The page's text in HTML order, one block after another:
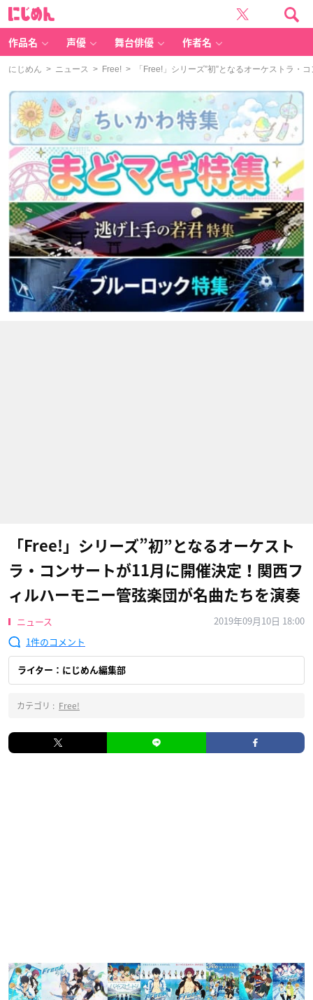
作品名 声優 舞台俳優 作者名
にじめん > ニュース > Free! > 「Free!」シリーズ”初”となるオーケストラ・
「Free!」シリーズ”初”となるオーケスト
ラ・コンサートが11月に開催決定！関西フ
ィルハーモニー管弦楽団が名曲たちを演奏
ニュース
2019年09月10日 18:00
1
ライター：にじめん編集部
カテゴリ : Free!